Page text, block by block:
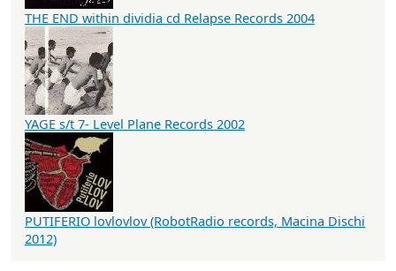
THE END within dividia cd Relapse Records 2004
YAGE s/t 7- Level Plane Records 2002
PUTIFERIO lovlovlov (RobotRadio records, Macina Dischi
2012)